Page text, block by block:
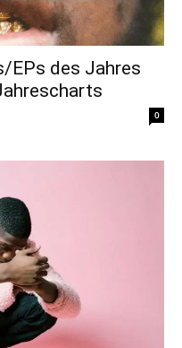
EPs des Jahres
0